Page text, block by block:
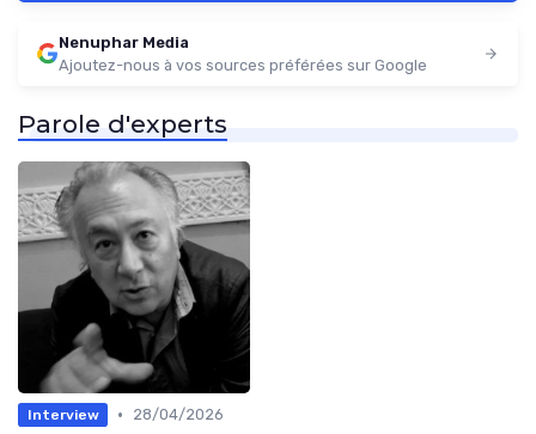
Nenuphar Media
Ajoutez-nous à vos sources préférées sur Google
Parole d'experts
Interview •
28/04/2026